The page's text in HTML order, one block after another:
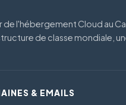
de l'hébergement Cloud au
de classe mondiale,
& EMAILS